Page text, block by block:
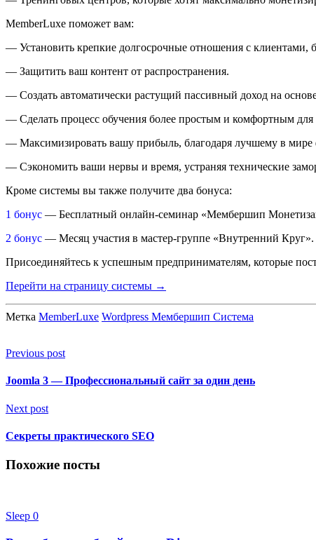
MemberLuxe поможет вам:
— Установить крепкие долгосрочные отношения с клиентами,
— Защитить ваш контент от распространения.
— Создать автоматически растущий пассивный доход на
— Сделать процесс обучения более простым и комфортным для
— Максимизировать вашу прибыль, благодаря лучшему в мире
— Сэкономить ваши нервы и время, устраняя технические
Кроме системы вы также получите два бонуса:
1 бонус — Бесплатный онлайн-семинар «Мембершип
2 бонус — Месяц участия в мастер-группе «Внутренний Круг».
Присоединяйтесь к успешным предпринимателям, которые
Перейти на страницу системы →
Метка MemberLuxe Wordpress Мембершип Система
Previous post
Joomla 3 — Профессиональный сайт за один день
Next post
Секреты практического SEO
Похожие посты
Sleep 0